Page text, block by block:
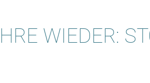
WIEDER: